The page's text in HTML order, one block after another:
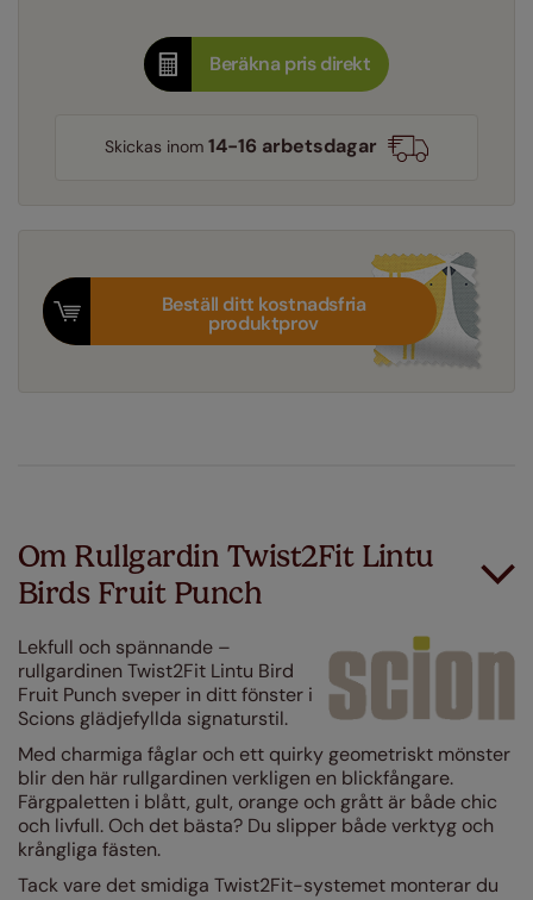
Beräkna pris direkt
Skickas inom 14-16 arbetsdagar
Beställ ditt kostnadsfria
produktprov
Om Rullgardin Twist2Fit Lintu
Birds Fruit Punch
Lekfull och spännande –
rullgardinen Twist2Fit Lintu Bird
Fruit Punch sveper in ditt fönster i
Scions glädjefyllda signaturstil.
Med charmiga fåglar och ett quirky geometriskt mönster
blir den här rullgardinen verkligen en blickfångare.
Färgpaletten i blått, gult, orange och grått är både chic
och livfull. Och det bästa? Du slipper både verktyg och
krångliga fästen.
Tack vare det smidiga Twist2Fit-systemet monterar du